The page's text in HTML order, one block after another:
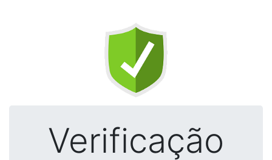
Verificação